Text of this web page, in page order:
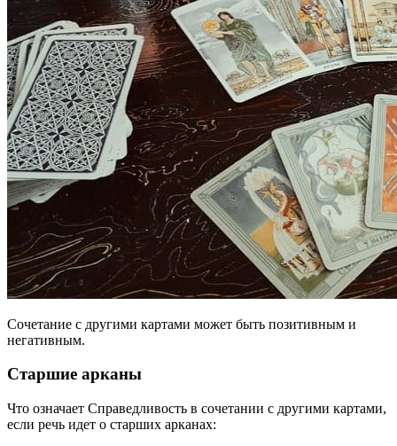
Сочетание с другими картами может быть позитивным и
негативным.
Старшие арканы
Что означает Справедливость в сочетании с другими картами,
если речь идет о старших арканах: